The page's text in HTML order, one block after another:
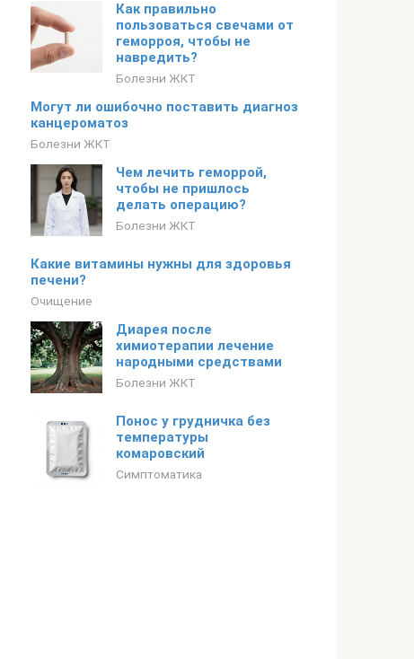
Как правильно
пользоваться свечами от
геморроя, чтобы не
навредить?
Болезни ЖКТ
Могут ли ошибочно поставить диагноз
канцероматоз
Болезни ЖКТ
Чем лечить геморрой,
чтобы не пришлось
делать операцию?
Болезни ЖКТ
Какие витамины нужны для здоровья
печени?
Очищение
Диарея после
химиотерапии лечение
народными средствами
Болезни ЖКТ
Понос у грудничка без
температуры
комаровский
Симптоматика